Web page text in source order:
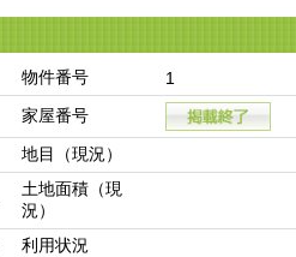
物件番号
1
家屋番号
地目（現況）
土地面積（現
況）
利用状況